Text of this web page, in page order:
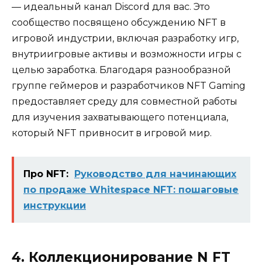
— идеальный канал Discord для вас. Это
сообщество посвящено обсуждению NFT в
игровой индустрии, включая разработку игр,
внутриигровые активы и возможности игры с
целью заработка. Благодаря разнообразной
группе геймеров и разработчиков NFT Gaming
предоставляет среду для совместной работы
для изучения захватывающего потенциала,
который NFT привносит в игровой мир.
Про NFT: Руководство для начинающих
по продаже Whitespace NFT: пошаговые
инструкции
4. Коллекционирование N FT